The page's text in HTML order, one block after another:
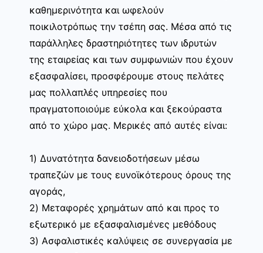
καθημερινότητα και ωφελούν
ποικιλοτρόπως την τσέπη σας. Μέσα από τις
παράλληλες δραστηριότητες των ιδρυτών
της εταιρείας και των συμφωνιών που έχουν
εξασφαλίσει, προσφέρουμε στους πελάτες
μας πολλαπλές υπηρεσίες που
πραγματοποιούμε εύκολα και ξεκούραστα
από το χώρο μας. Μερικές από αυτές είναι:
1) Δυνατότητα δανειοδοτήσεων μέσω
τραπεζών με τους ευνοϊκότερους όρους της
αγοράς,
2) Μεταφορές χρημάτων από και προς το
εξωτερικό με εξασφαλισμένες μεθόδους
3) Ασφαλιστικές καλύψεις σε συνεργασία με